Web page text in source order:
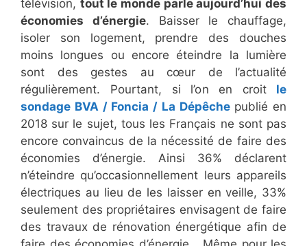
télévision, tout le monde parle aujourd’hui des
économies d’énergie. Baisser le chauffage,
isoler son logement, prendre des douches
moins longues ou encore éteindre la lumière
sont des gestes au cœur de l’actualité
régulièrement. Pourtant, si l’on en croit
le
sondage BVA / Foncia / La Dépêchepublié en
2018 sur le sujet, tous les Français ne sont pas
encore convaincus de la nécessité de faire des
économies d’énergie. Ainsi 36% déclarent
n’éteindre qu’occasionnellement leurs appareils
électriques au lieu de les laisser en veille, 33%
seulement des propriétaires envisagent de faire
des travaux de rénovation énergétique afin de